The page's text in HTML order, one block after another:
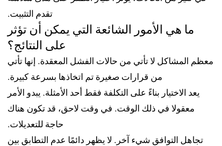
تقدم التثبيت.
ما هي الأمور الشائعة التي يمكن أن تؤثر
على النتائج؟
معظم المشاكل لا تأتي من حالات الفشل المعقدة. إنها تأتي
من قرارات صغيرة تم اتخاذها بسرعة كبيرة.
يعد الاختيار بناءً على التكلفة فقط أحد الأمثلة. يبدو الأمر
معقولا في ذلك الوقت. في وقت لاحق، قد تكون هناك
حاجة للتعديلات.
تجاهل التوافق شيء آخر. لا يظهر دائمًا عدم التطابق بين